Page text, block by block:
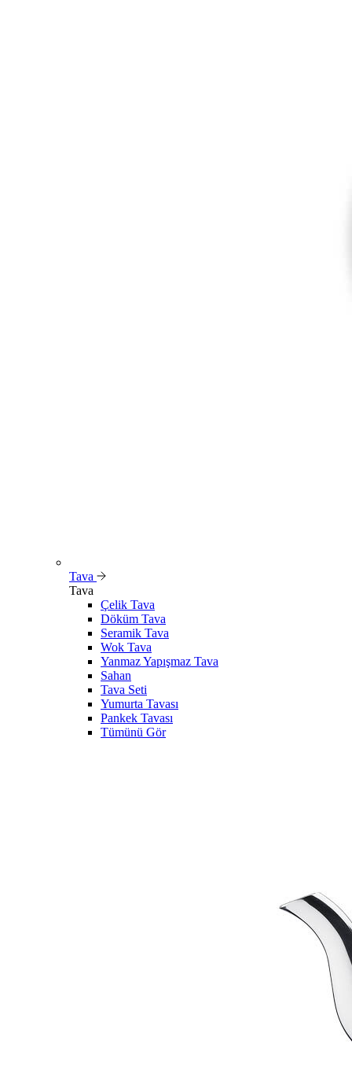
Tava
Tava
Çelik Tava
Döküm Tava
Seramik Tava
Wok Tava
Yanmaz Yapışmaz Tava
Sahan
Tava Seti
Yumurta Tavası
Pankek Tavası
Tümünü Gör